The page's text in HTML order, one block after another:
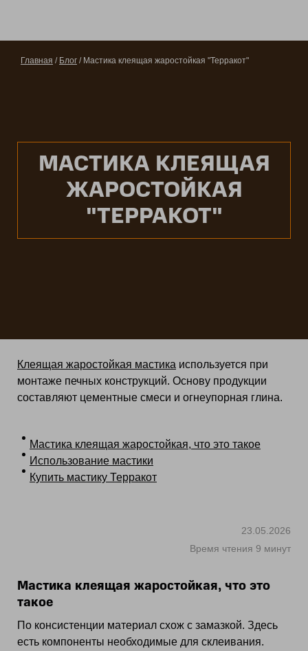
МАСТИКА КЛЕЯЩАЯ
ЖАРОСТОЙКАЯ
"ТЕРРАКОТ"
Главная / Блог / Мастика клеящая жаростойкая "Терракот"
Клеящая жаростойкая мастика используется при
монтаже печных конструкций. Основу продукции
составляют цементные смеси и огнеупорная глина.
Мастика клеящая жаростойкая, что это такое
Использование мастики
Купить мастику Терракот
23.05.2026
Время чтения 9 минут
Мастика клеящая жаростойкая, что это
такое
По консистенции материал схож с замазкой. Здесь
есть компоненты необходимые для склеивания.